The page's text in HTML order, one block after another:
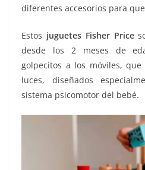
diferentes accesorios para
Estos juguetes Fisher Price
desde los 2 meses de
golpecitos a los móviles,
luces, diseñados
sistema psicomotor del bebé.